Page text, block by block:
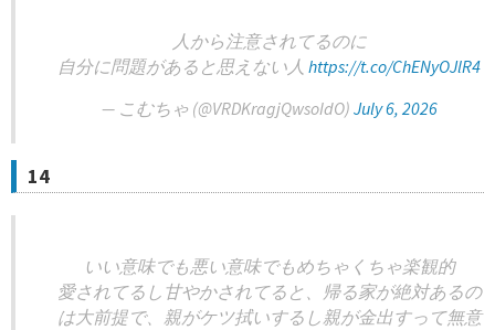
人から注意されてるのに
自分に問題があると思えない人 https://t.co/ChENyOJlR4
— こむちゃ (@VRDKragjQwsoIdO) July 6, 2026
14
いい意味でも悪い意味でもめちゃくちゃ楽観的
愛されてるし甘やかされてると、帰る家が絶対あるの
は大前提で、親がケツ拭いするし親が金出すって無意